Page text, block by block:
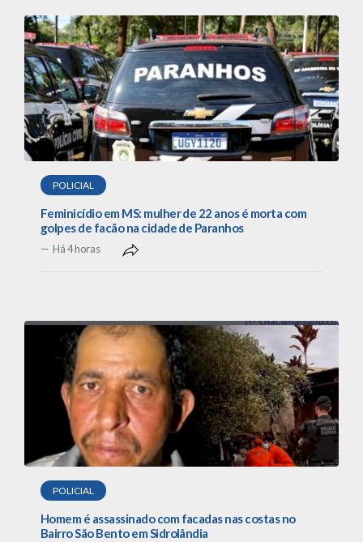
POLICIAL
Feminicídio em MS: mulher de 22 anos é morta com
golpes de facão na cidade de Paranhos
Há 4 horas
POLICIAL
Homem é assassinado com facadas nas costas no
Bairro São Bento em Sidrolândia